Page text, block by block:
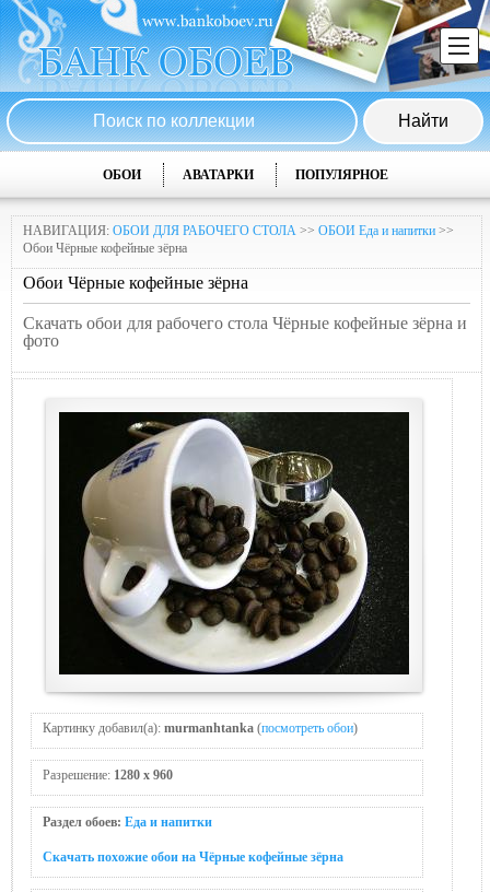
ОБОИ АВАТАРКИ ПОПУЛЯРНОЕ
НАВИГАЦИЯ: ОБОИ ДЛЯ РАБОЧЕГО СТОЛА >> ОБОИ Еда и напитки >>
Обои Чёрные кофейные зёрна
Обои Чёрные кофейные зёрна
Скачать обои для рабочего стола Чёрные кофейные зёрна и
фото
Картинку добавил(а): murmanhtanka (посмотреть обои)
Разрешение: 1280 x 960
Раздел обоев: Еда и напитки
Скачать похожие обои на Чёрные кофейные зёрна